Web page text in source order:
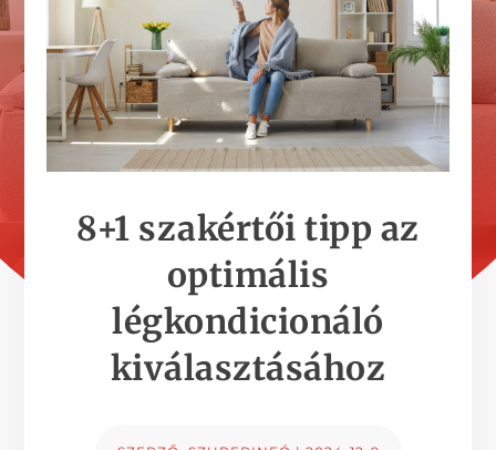
8+1 szakértői tipp az
optimális
légkondicionáló
kiválasztásához